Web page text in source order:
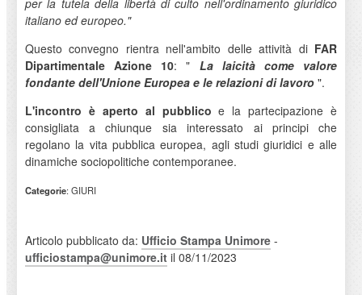
italiano ed europeo."
Questo convegno rientra nell'ambito delle attività di FAR
Dipartimentale Azione 10: " La laicità come valore
fondante dell'Unione Europea e le relazioni di lavoro ".
L'incontro è aperto al pubblico e la partecipazione è
consigliata a chiunque sia interessato ai principi che
regolano la vita pubblica europea, agli studi giuridici e alle
dinamiche sociopolitiche contemporanee.
Categorie: GIURI
Articolo pubblicato da: Ufficio Stampa Unimore-
ufficiostampa@unimore.itil 08/11/2023